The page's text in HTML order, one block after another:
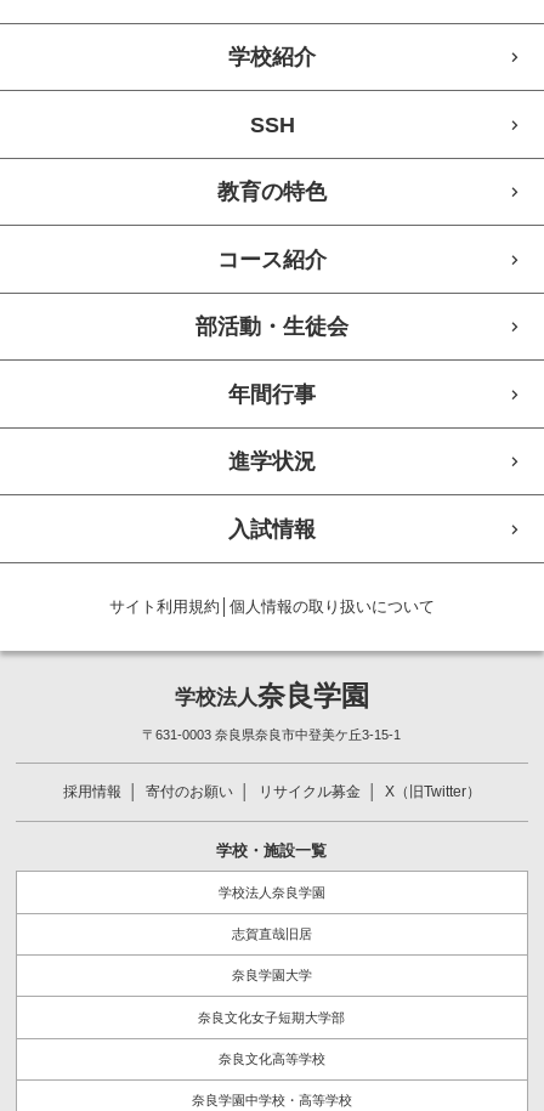
学校紹介
SSH
教育の特色
コース紹介
部活動・生徒会
年間行事
進学状況
入試情報
サイト利用規約 個人情報の取り扱いについて
学校法人奈良学園
〒631-0003 奈良県奈良市中登美ケ丘3-15-1
採用情報 寄付のお願い リサイクル募金 X（旧Twitter）
学校・施設一覧
学校法人奈良学園
志賀直哉旧居
奈良学園大学
奈良文化女子短期大学部
奈良文化高等学校
奈良学園中学校・高等学校